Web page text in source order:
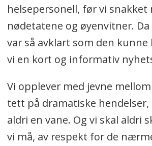
helsepersonell, før vi snakket
nødetatene og øyenvitner.
var så avklart som den
vi en kort og informativ
Vi opplever med jevne
tett på dramatiske
aldri en vane. Og vi skal aldri
vi må, av respekt for de